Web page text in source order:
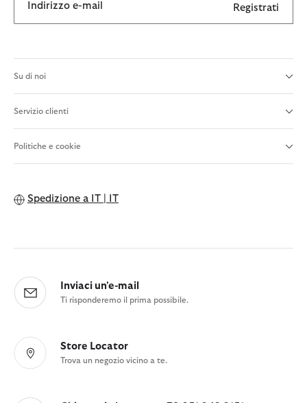
Indirizzo e-mail Registrati
Su di noi
Servizio clienti
Politiche e cookie
Spedizione a IT | IT
Inviaci un'e-mail
Ti risponderemo il prima possibile.
Store Locator
Trova un negozio vicino a te.